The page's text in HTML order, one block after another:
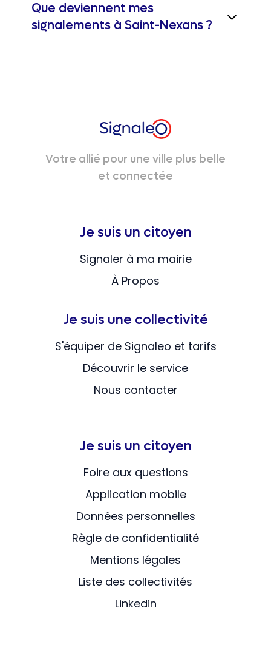
Que deviennent mes
signalements à Saint-Nexans ?
Votre allié pour une ville plus belle
et connectée
Je suis un citoyen
Signaler à ma mairie
À Propos
Je suis une collectivité
S'équiper de Signaleo et tarifs
Découvrir le service
Nous contacter
Je suis un citoyen
Foire aux questions
Application mobile
Données personnelles
Règle de confidentialité
Mentions légales
Liste des collectivités
Linkedin